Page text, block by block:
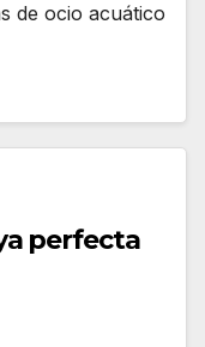
de ocio acuático
perfecta